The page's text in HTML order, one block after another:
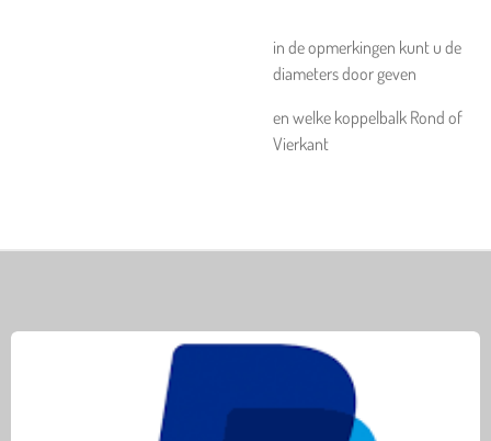
in de opmerkingen kunt u de
diameters door geven
en welke koppelbalk Rond of
Vierkant